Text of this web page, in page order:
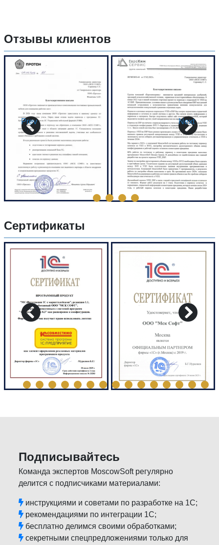
Отзывы клиентов
Prev Next
Сертификаты
Подписывайтесь
Команда экспертов MoscowSoft регулярно
делится с подписчиками материалами:
инструкциями и советами по разработке на 1С;
рекомендациями по интеграции 1С;
бесплатно делимся своими обработками;
секретными спецпредложениями только для